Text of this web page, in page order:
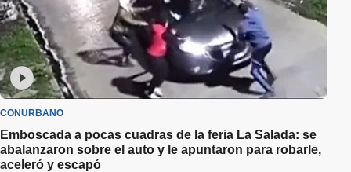
CONURBANO
Emboscada a pocas cuadras de la feria La Salada: se
abalanzaron sobre el auto y le apuntaron para robarle,
aceleró y escapó